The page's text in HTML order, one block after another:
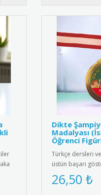
Dikte
Madalyası
Öğrenci
Türkçe dersleri
üstün başarı
özel,
26,50 ₺